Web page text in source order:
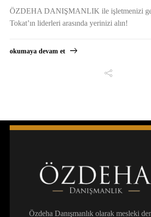
ÖZDEHA DANIŞMANLIK ile işletmenizi
Tokat’ın liderleri arasında yerinizi alın!
okumaya devam et
Özdeha Danışmanlık olarak mesleki